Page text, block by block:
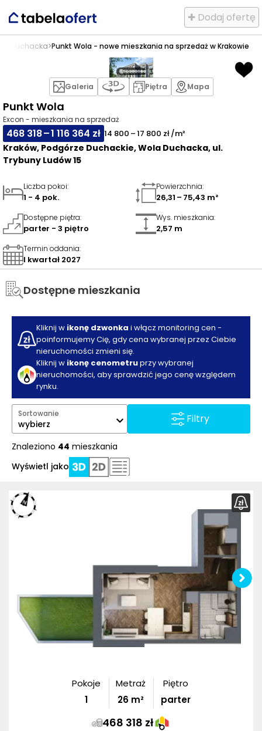
✚ Dodaj ofertę
Duchacka>Punkt Wola - nowe mieszkania na sprzedaż w Krakowie
Punkt Wola
Excon - mieszkania na sprzedaż
468 318 – 1 116 364 zł 14 800 – 17 800 zł /m²
Kraków, Podgórze Duchackie, Wola Duchacka, ul.
Trybuny Ludów 15
Galeria Piętra Mapa
Liczba pokoi:
1 - 4 pok.
Powierzchnia:
26,31 – 75,43 m²
Dostępne piętra:
parter - 3 piętro
Wys. mieszkania:
2,57 m
Termin oddania:
I kwartał 2027
Dostępne mieszkania
Kliknij w ikonę dzwonka i włącz monitoring cen -
poinformujemy Cię, gdy cena wybranej przez Ciebie
nieruchomości zmieni się.
Kliknij w ikonę cenometruprzy wybranej
nieruchomości, aby sprawdzić jego cenę względem
rynku.
Filtry
Sortowanie
wybierz
Znaleziono 44 mieszkania
Wyświetl jako
Pokoje
1
Metraż
26 m²
Piętro
parter
468 318 zł